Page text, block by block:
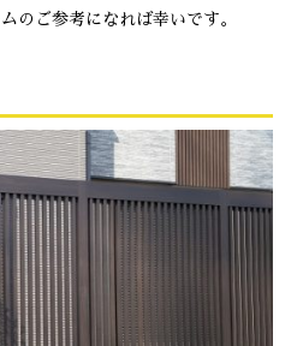
のご参考になれば幸いです。